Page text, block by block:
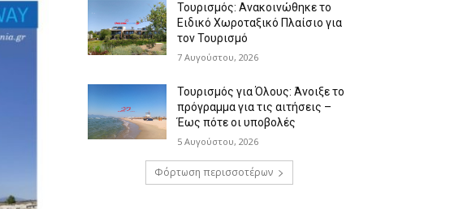
Τουρισμός: Ανακοινώθηκε το
Ειδικό Χωροταξικό Πλαίσιο για
τον Τουρισμό
7 Αυγούστου, 2026
Τουρισμός για Όλους: Άνοιξε το
πρόγραμμα για τις αιτήσεις –
Έως πότε οι υποβολές
5 Αυγούστου, 2026
Φόρτωση περισσοτέρων